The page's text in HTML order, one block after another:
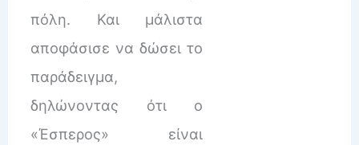
πόλη. Και μάλιστα
αποφάσισε να δώσει το
παράδειγμα,
δηλώνοντας ότι ο
«Έσπερος» είναι